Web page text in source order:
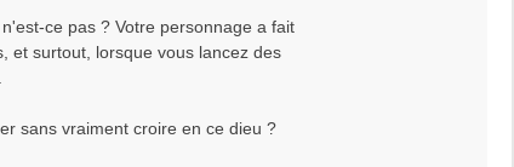
ce pas ? Votre personnage a fait
et surtout, lorsque vous lancez des
sans vraiment croire en ce dieu ?